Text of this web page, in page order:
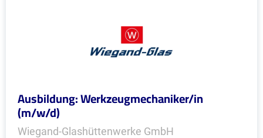
Ausbildung: Werkzeugmechaniker/in
(m/w/d)
Wiegand-Glashüttenwerke GmbH